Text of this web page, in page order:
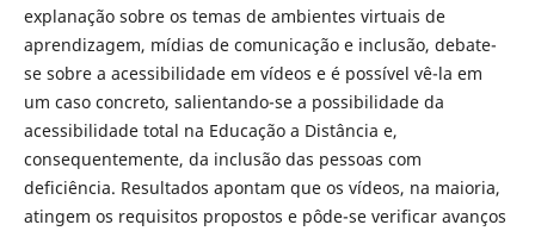
explanação sobre os temas de ambientes virtuais de
aprendizagem, mídias de comunicação e inclusão, debate-
se sobre a acessibilidade em vídeos e é possível vê-la em
um caso concreto, salientando-se a possibilidade da
acessibilidade total na Educação a Distância e,
consequentemente, da inclusão das pessoas com
deficiência. Resultados apontam que os vídeos, na maioria,
atingem os requisitos propostos e pôde-se verificar avanços